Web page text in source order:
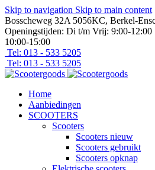
Skip to navigation Skip to main content
Bosscheweg 32A 5056KC, Berkel-
Openingstijden: Di t/m Vrij: 9:00-12:00
10:00-15:00
Tel: 013 - 533 5205
Tel: 013 - 533 5205
Home
Aanbiedingen
SCOOTERS
Scooters
Scooters nieuw
Scooters gebruikt
Scooters opknap